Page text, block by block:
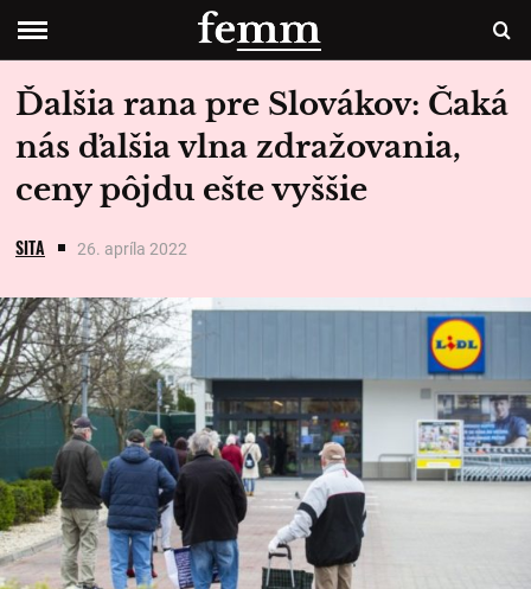
Ďalšia rana pre Slovákov: Čaká
nás ďalšia vlna zdražovania,
ceny pôjdu ešte vyššie
SITA 26. apríla 2022